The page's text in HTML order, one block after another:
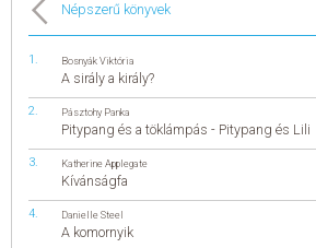
Népszerű könyvek
Bosnyák Viktória
A sirály a király?
Pásztohy Panka
Pitypang és a töklámpás - Pitypang és Lili
Katherine Applegate
Kívánságfa
Danielle Steel
A komornyik